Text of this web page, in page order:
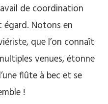
de coordination
égard. Notons en
que l’on connaît
venues, étonne
flûte à bec et se
!